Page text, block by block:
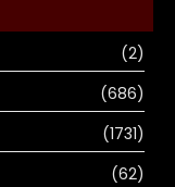
(2)
(686)
(1731)
(62)